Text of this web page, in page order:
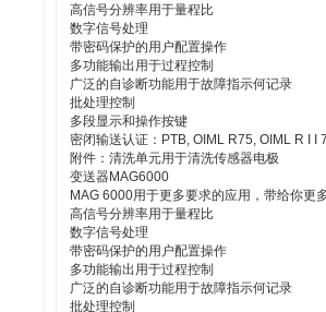
高信号分辨率用于量程比
数字信号处理
带密码保护的用户配置操作
多功能输出用于过程控制
广泛的自诊断功能用于故障指示何记录
批处理控制
多段显示和操作按键
密闭输送认证：PTB, OIML R75, OIML R I I
附件：清洗单元用于清洗传感器电极
变送器MAG6000
MAG 6000用于更多要求的应用，带给你更
高信号分辨率用于量程比
数字信号处理
带密码保护的用户配置操作
多功能输出用于过程控制
广泛的自诊断功能用于故障指示何记录
批处理控制